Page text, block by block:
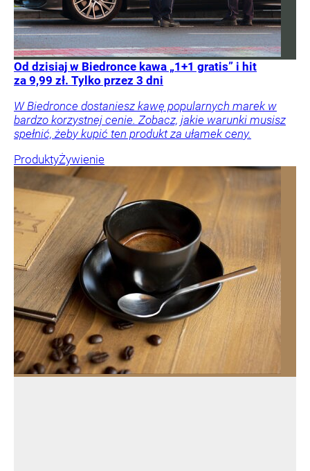
Od dzisiaj w Biedronce kawa „1+1 gratis” i hit
za 9,99 zł. Tylko przez 3 dni
W Biedronce dostaniesz kawę popularnych marek w
bardzo korzystnej cenie. Zobacz, jakie warunki musisz
spełnić, żeby kupić ten produkt za ułamek ceny.
ProduktyŻywienie